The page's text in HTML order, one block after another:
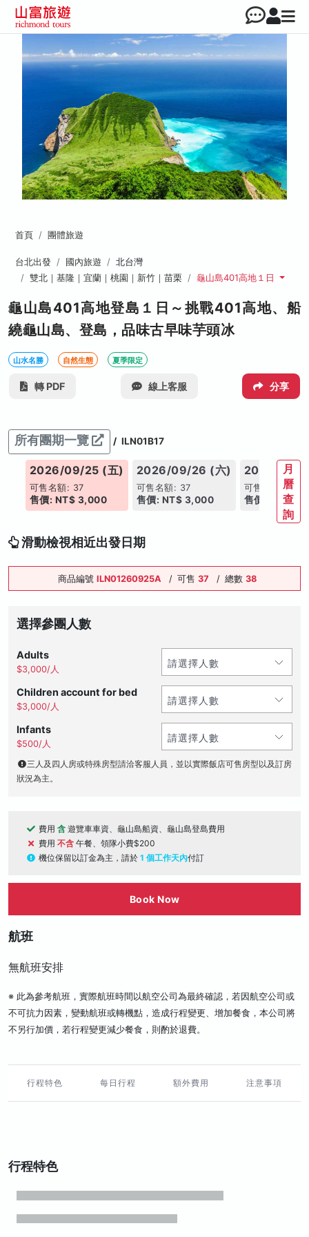
首頁 團體旅遊
台北出發 國內旅遊
北台灣
雙北｜基隆｜宜蘭｜桃園｜新竹｜苗栗
龜山島401高地１日
龜山島401高地登島１日～挑戰401高地、船
繞龜山島、登島，品味古早味芋頭冰
山水名勝 自然生態 夏季限定
轉 PDF 線上客服 分享
所有團期一覽 / ILN01B17
2026/09/25 (五)
可售名額: 37
售價: NT$ 3,000
2026/09/26 (六)
可售名額: 37
售價: NT$ 3,000
2026/09/
可售名額: 37
售價: NT$
月
曆
查
詢
滑動檢視相近出發日期
商品編號 ILN01260925A / 可售 37 / 總數 38
選擇參團人數
Adults
$3,000/人
Children account for bed
$3,000/人
Infants
$500/人
三人及四人房或特殊房型請洽客服人員，並以實際飯店可售房型以及訂房
狀況為主。
費用 含 遊覽車車資、龜山島船資、龜山島登島費用
費用 不含 午餐、領隊小費$200
機位保留以訂金為主，請於 1 個工作天內付訂
Book Now
航班
無航班安排
※ 此為參考航班，實際航班時間以航空公司為最終確認，若因航空公司或
不可抗力因素，變動航班或轉機點，造成行程變更、增加餐食，本公司將
不另行加價，若行程變更減少餐食，則酌於退費。
行程特色 每日行程 額外費用 注意事項
行程特色